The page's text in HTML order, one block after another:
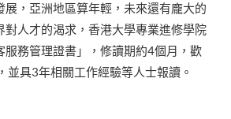
展，亞洲地區算年輕，未來還有龐大的
對人才的渴求，香港大學專業進修學院
服務管理證書」，修讀期約4個月，歡
並具3年相關工作經驗等人士報讀。